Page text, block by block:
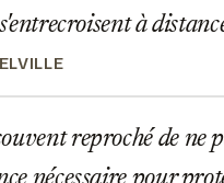
à
reproché de ne